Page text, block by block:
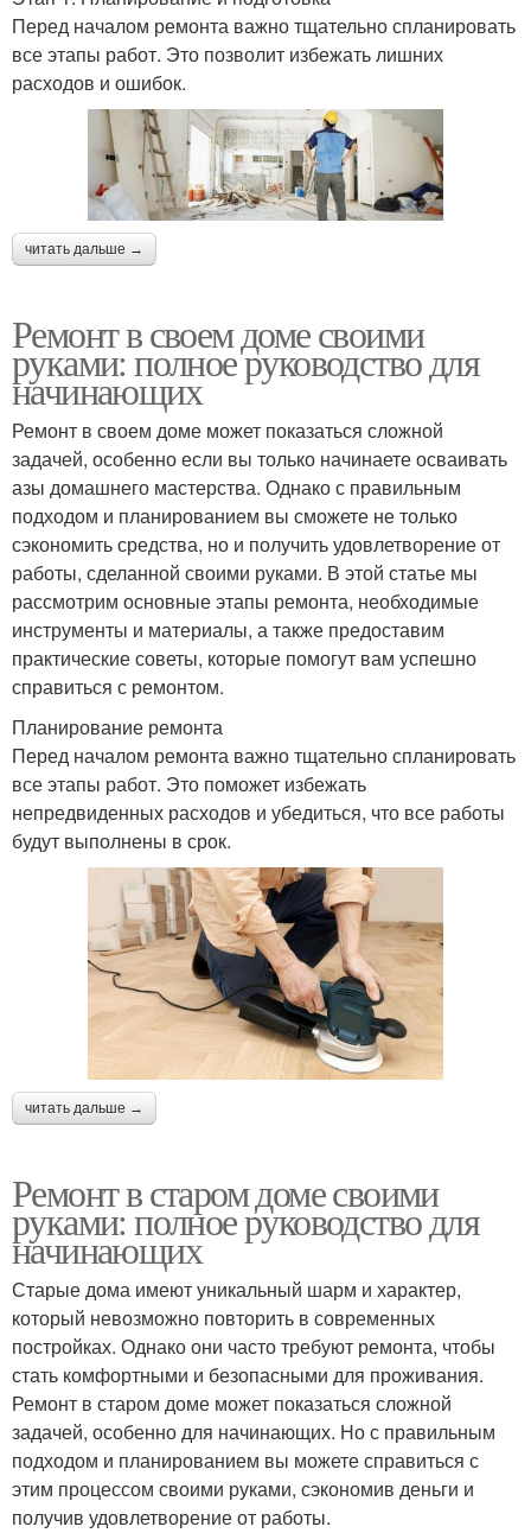
Перед началом ремонта важно тщательно спланировать
все этапы работ. Это позволит избежать лишних
расходов и ошибок.
читать дальше →
Ремонт в своем доме своими
руками: полное руководство для
начинающих
Ремонт в своем доме может показаться сложной
задачей, особенно если вы только начинаете осваивать
азы домашнего мастерства. Однако с правильным
подходом и планированием вы сможете не только
сэкономить средства, но и получить удовлетворение от
работы, сделанной своими руками. В этой статье мы
рассмотрим основные этапы ремонта, необходимые
инструменты и материалы, а также предоставим
практические советы, которые помогут вам успешно
справиться с ремонтом.
Планирование ремонта
Перед началом ремонта важно тщательно спланировать
все этапы работ. Это поможет избежать
непредвиденных расходов и убедиться, что все работы
будут выполнены в срок.
читать дальше →
Ремонт в старом доме своими
руками: полное руководство для
начинающих
Старые дома имеют уникальный шарм и характер,
который невозможно повторить в современных
постройках. Однако они часто требуют ремонта, чтобы
стать комфортными и безопасными для проживания.
Ремонт в старом доме может показаться сложной
задачей, особенно для начинающих. Но с правильным
подходом и планированием вы можете справиться с
этим процессом своими руками, сэкономив деньги и
получив удовлетворение от работы.